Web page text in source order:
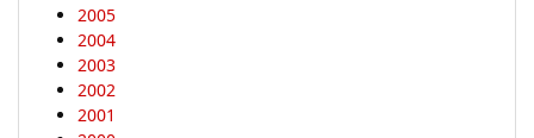
2005
2004
2003
2002
2001